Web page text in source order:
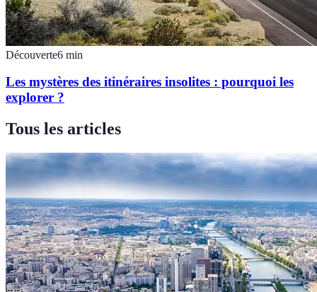
Découverte6 min
Les mystères des itinéraires insolites : pourquoi les
explorer ?
Tous les articles